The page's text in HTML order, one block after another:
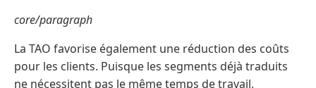
core/paragraph
La TAO favorise également une réduction des coûts
pour les clients. Puisque les segments déjà traduits
ne nécessitent pas le même temps de travail,